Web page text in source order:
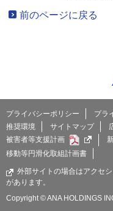
前のページに戻る
プライバシーポリシー プラ
推奨環境
サイトマップ
被害者等支援計画
移動等円滑化取組計画書
外部サイトの場合はアクセ
があります。
Copyright © ANA HOLDINGS